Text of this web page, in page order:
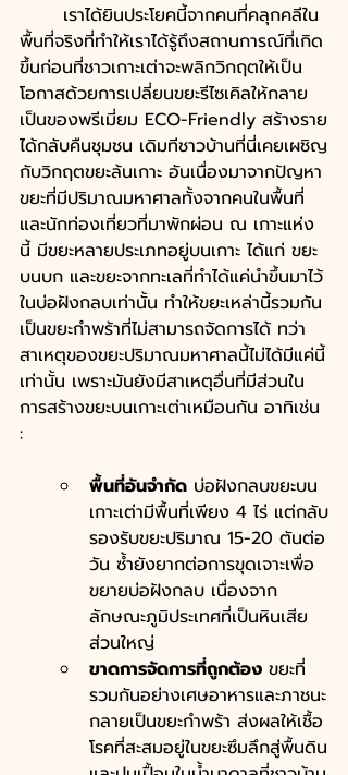
เราได้ยินประโยคนี้จากคนที่คลุกคลีใน
พื้นที่จริงที่ทำให้เราได้รู้ถึงสถานการณ์ที่เกิด
ขึ้นก่อนที่ชาวเกาะเต่าจะพลิกวิกฤตให้เป็น
โอกาสด้วยการเปลี่ยนขยะรีไซเคิลให้กลาย
เป็นของพรีเมี่ยม ECO-Friendly สร้างราย
ได้กลับคืนชุมชน เดิมทีชาวบ้านที่นี่เคยเผชิญ
กับวิกฤตขยะล้นเกาะ อันเนื่องมาจากปัญหา
ขยะที่มีปริมาณมหาศาลทั้งจากคนในพื้นที่
และนักท่องเที่ยวที่มาพักผ่อน ณ เกาะแห่ง
นี้ มีขยะหลายประเภทอยู่บนเกาะ ได้แก่ ขยะ
บนบก และขยะจากทะเลที่ทำได้แค่นำขึ้นมาไว้
ในบ่อฝังกลบเท่านั้น ทำให้ขยะเหล่านี้รวมกัน
เป็นขยะกำพร้าที่ไม่สามารถจัดการได้ ทว่า
สาเหตุของขยะปริมาณมหาศาลนี้ไม่ได้มีแค่นี้
เท่านั้น เพราะมันยังมีสาเหตุอื่นที่มีส่วนใน
การสร้างขยะบนเกาะเต่าเหมือนกัน อาทิเช่น
:
พื้นที่อันจำกัด บ่อฝังกลบขยะบน
เกาะเต่ามีพื้นที่เพียง 4 ไร่ แต่กลับ
รองรับขยะปริมาณ 15-20 ตันต่อ
วัน ซ้ำยังยากต่อการขุดเจาะเพื่อ
ขยายบ่อฝังกลบ เนื่องจาก
ลักษณะภูมิประเทศที่เป็นหินเสีย
ส่วนใหญ่
ขาดการจัดการที่ถูกต้อง ขยะที่
รวมกันอย่างเศษอาหารและภาชนะ
กลายเป็นขยะกำพร้า ส่งผลให้เชื้อ
โรคที่สะสมอยู่ในขยะซึมลึกสู่พื้นดิน